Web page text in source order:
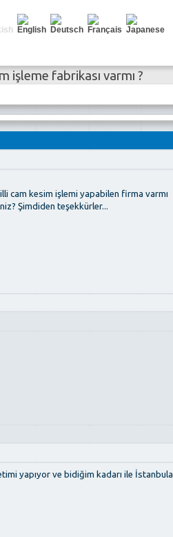
işleme fabrikası varmı ?
cam kesim işlemi yapabilen firma varmı
Şimdiden teşekkürler...
yapıyor ve bidiğim kadarı ile İstanbula